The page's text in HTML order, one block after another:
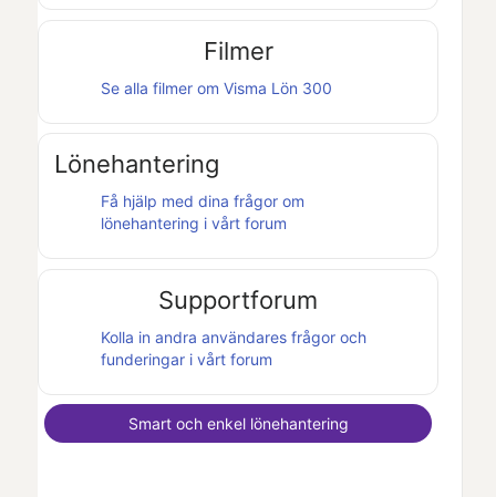
Filmer
Se alla filmer om Visma Lön 300
Lönehantering
Få hjälp med dina frågor om
lönehantering i vårt forum
Supportforum
Kolla in andra användares frågor och
funderingar i vårt forum
Smart och enkel lönehantering